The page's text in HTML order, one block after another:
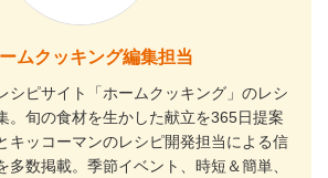
ムクッキング編集担当
シピサイト「ホームクッキング」のレシ
。旬の食材を生かした献立を365日提案
キッコーマンのレシピ開発担当による信
多数掲載。季節イベント、時短＆簡単、